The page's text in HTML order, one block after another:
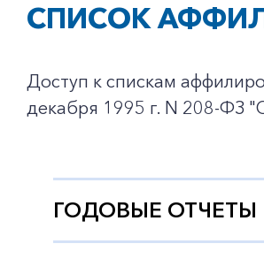
СПИСОК
Доступ к спискам
декабря 1995 г. N 208-ФЗ
ГОДОВЫЕ ОТЧEТЫ